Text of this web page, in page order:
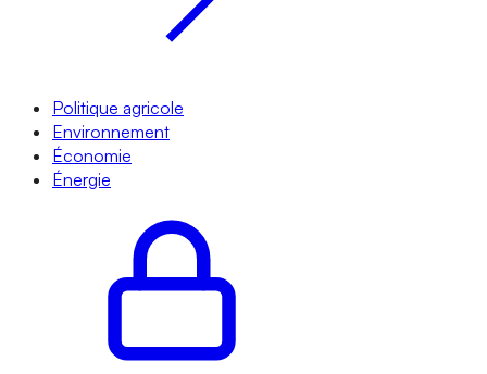
Politique agricole
Environnement
Économie
Énergie